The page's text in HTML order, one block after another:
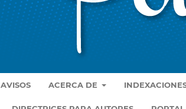
AVISOS ACERCA DE